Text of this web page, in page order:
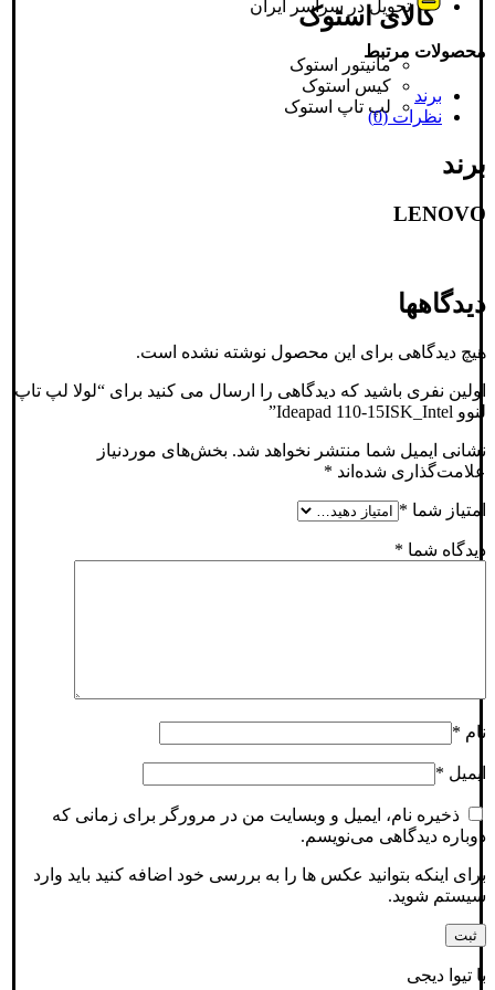
کالای استوک
مانیتور استوک
کیس استوک
لپ تاپ استوک
تحویل در سراسر ایران
محصولات مرتبط
برند
نظرات (0)
برند
LENOVO
دیدگاهها
هیچ دیدگاهی برای این محصول نوشته نشده است.
اولین نفری باشید که دیدگاهی را ارسال می کنید برای “لولا لپ تاپ
لنوو Ideapad 110-15ISK_Intel”
نشانی ایمیل شما منتشر نخواهد شد. بخش‌های موردنیاز
علامت‌گذاری شده‌اند *
امتیاز شما *
دیدگاه شما *
نام *
ایمیل *
ذخیره نام، ایمیل و وبسایت من در مرورگر برای زمانی که
دوباره دیدگاهی می‌نویسم.
برای اینکه بتوانید عکس ها را به بررسی خود اضافه کنید باید وارد
سیستم شوید.
با تیوا دیجی